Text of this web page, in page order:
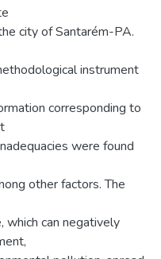
city of Santarém-PA.
instrument
corresponding to
were found
other factors. The
which can negatively